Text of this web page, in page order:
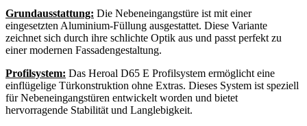
Grundausstattung: Die Nebeneingangstüre ist mit einer
eingesetzten Aluminium-Füllung ausgestattet. Diese Variante
zeichnet sich durch ihre schlichte Optik aus und passt perfekt zu
einer modernen Fassadengestaltung.
Profilsystem: Das Heroal D65 E Profilsystem ermöglicht eine
einflügelige Türkonstruktion ohne Extras. Dieses System ist speziell
für Nebeneingangstüren entwickelt worden und bietet
hervorragende Stabilität und Langlebigkeit.